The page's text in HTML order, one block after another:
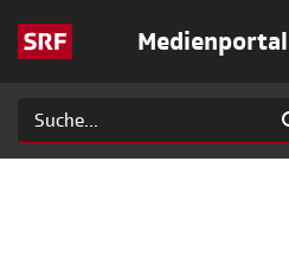
Medienportal